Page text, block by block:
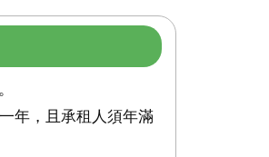
年，且承租人須年滿